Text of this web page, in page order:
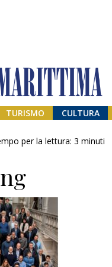
TURISMO CULTURA
per la lettura: 3 minuti
Il provvisorio
permanente